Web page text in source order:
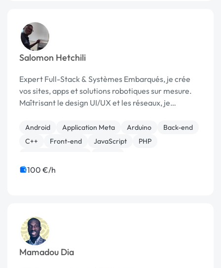
Salomon Hetchili
Expert Full-Stack & Systèmes Embarqués, je crée
vos sites, apps et solutions robotiques sur mesure.
Maîtrisant le design UI/UX et les réseaux, je
performant
Android Application Meta Arduino
Back-end
C++
Front-end JavaScript
PHP
100 €/h
Mamadou Dia